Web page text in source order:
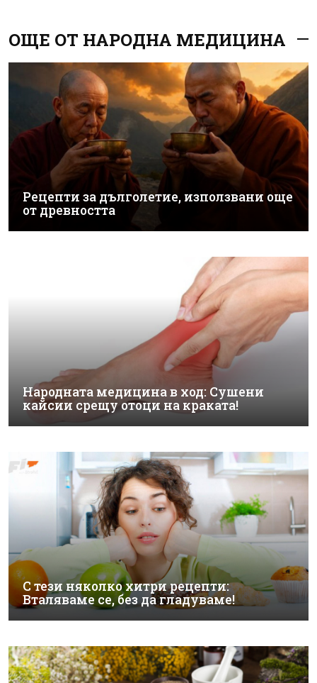
ОЩЕ ОТ НАРОДНА МЕДИЦИНА
Рецепти за дълголетие, използвани още
от древността
Народната медицина в ход: Сушени
кайсии срещу отоци на краката!
С тези няколко хитри рецепти:
Вталяваме се, без да гладуваме!